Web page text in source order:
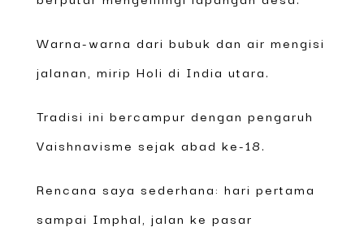
Warna-warna dari bubuk dan air mengisi
jalanan, mirip Holi di India utara.
Tradisi ini bercampur dengan pengaruh
Vaishnavisme sejak abad ke-18.
Rencana saya sederhana: hari pertama
sampai Imphal, jalan ke pasar